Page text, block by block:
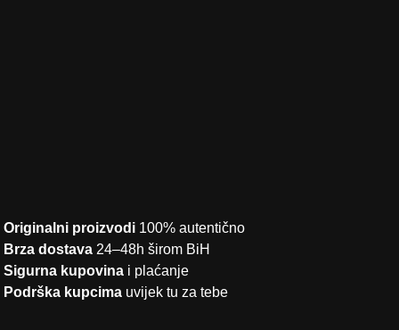
Originalni proizvodi 100% autentično
Brza dostava 24–48h širom BiH
Sigurna kupovina i plaćanje
Podrška kupcima uvijek tu za tebe